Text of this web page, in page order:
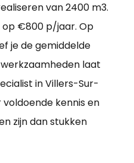
van 2400 m3.
€800 p/jaar. Op
je de gemiddelde
laat
in Villers-Sur-
voldoende kennis en
zijn dan stukken